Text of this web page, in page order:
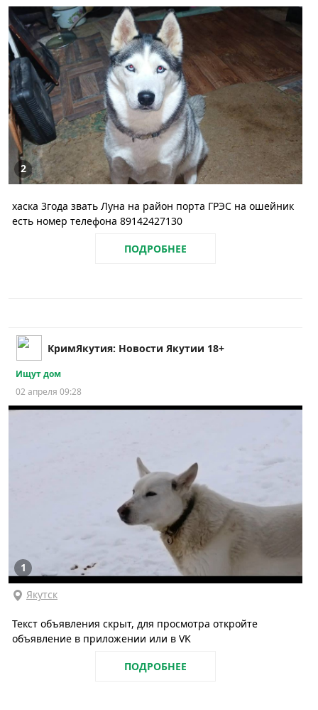
2
хаска 3года звать Луна на район порта ГРЭС на ошейник
есть номер телефона 89142427130
ПОДРОБНЕЕ
КримЯкутия: Новости Якутии 18+
Ищут дом
02 апреля 09:28
1
Якутск
Текст объявления скрыт, для просмотра откройте
объявление в приложении или в VK
ПОДРОБНЕЕ